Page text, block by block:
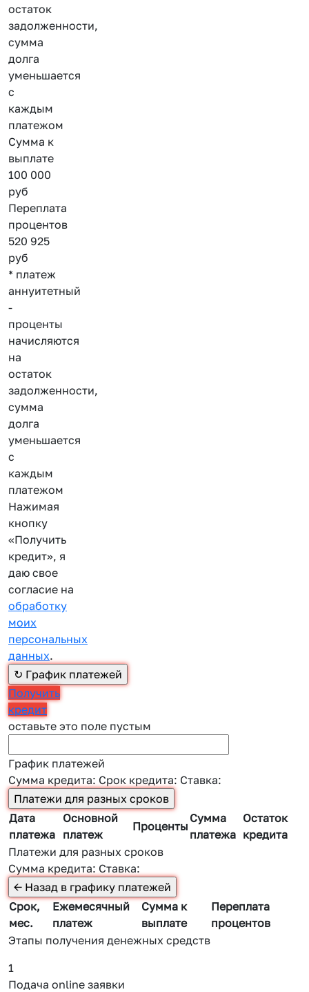
остаток
задолженности,
сумма
долга
уменьшается
с
каждым
платежом
Сумма к
выплате
100 000
руб
Переплата
процентов
520 925
руб
* платеж
аннуитетный
-
проценты
начисляются
на
остаток
задолженности,
сумма
долга
уменьшается
с
каждым
платежом
Нажимая
кнопку
«Получить
кредит», я
даю свое
согласие на
обработку
моих
персональных
данных.
Получить
кредит
оставьте это поле пустым
График платежей
Сумма кредита: Срок кредита: Ставка:
Дата
платежа
Основной
платеж
Проценты
Сумма
платежа
Остаток
кредита
Платежи для разных сроков
Сумма кредита: Ставка:
Срок,
мес.
Ежемесячный
платеж
Сумма к
выплате
Переплата
процентов
Этапы получения денежных средств
1
Подача online заявки